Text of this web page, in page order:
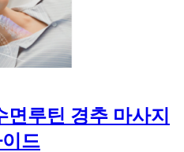
루틴 경추 마사지
드